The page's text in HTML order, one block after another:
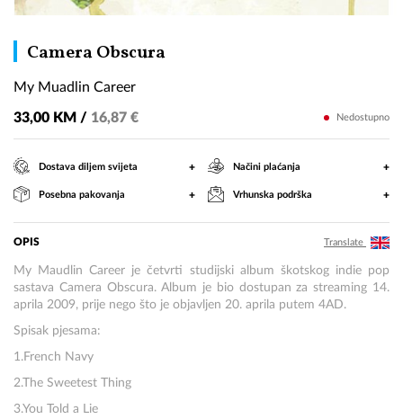
Camera ObscuraMy
My Muadlin Career
33,00 KM / 16,87 € Nedostupno
Dostava diljem svijeta + Načini plaćanja +
Posebna pakovanja + Vrhunska podrška +
OPIS Translate
My Maudlin Career je četvrti studijski album škotskog indie pop
sastava Camera Obscura. Album je bio dostupan za streaming 14.
aprila 2009, prije nego što je objavljen 20. aprila putem 4AD.
Spisak pjesama:
1.French Navy
2.The Sweetest Thing
3.You Told a Lie